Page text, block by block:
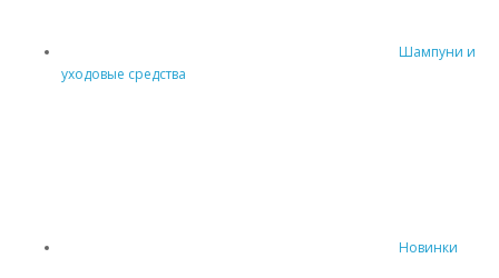
Шампуни и
уходовые средства
Новинки